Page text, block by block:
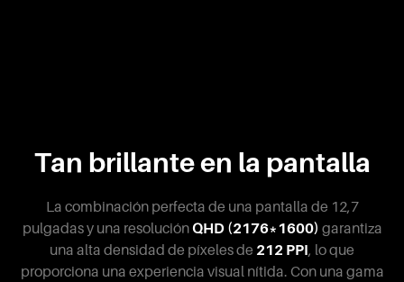
Tan brillante en la pantalla
La combinación perfecta de una pantalla de 12,7
pulgadas y una resoluciónQHD (2176*1600) garantiza
una alta densidad de píxeles de 212 PPI, lo que
proporciona una experiencia visual nítida. Con una gama